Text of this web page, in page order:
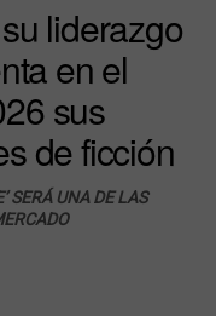
liderazgo
en el
sus
de ficción
SERÁ UNA DE LAS